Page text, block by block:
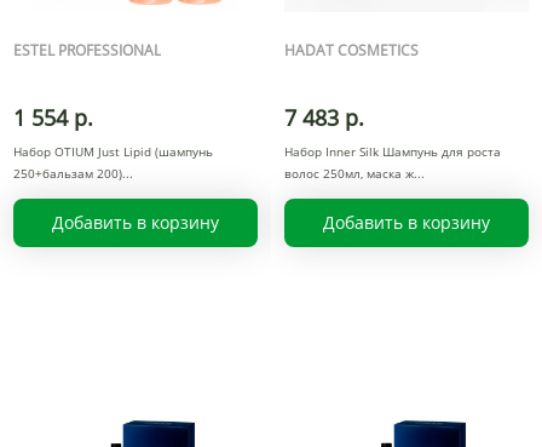
ESTEL PROFESSIONAL
1 554 р.
Набор OTIUM Just Lipid (шампунь
250+бальзам 200)
Добавить в корзину
HADAT COSMETICS
7 483 р.
Набор Inner Silk Шампунь для роста
волос 250мл, маска ж
Добавить в корзину